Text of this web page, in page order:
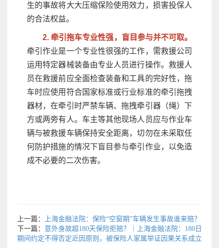
生的事故将大大压缩保险使用效力，损害投保人
的合法权益。
2. 牵引拖车专业性强，盲目参与并不可取。
牵引作业是一个专业性很强的工作，需救援公司
运用特定器械装备由专业人员进行操作。救援人
员在救援前应全面检查装备和工具的完好性，拖
车时应使用符合国家标准或行业标准的牵引拖拽
器材，在牵引时严禁车辆、拖拽牵引器（绳）下
方或两旁有人。车主等其他现场人员应与作业车
辆与被救援车辆保持安全距离，切勿在未采取任
何防护措施的情况下盲目参与牵引作业，以免造
成不必要的二次伤害。
上一篇：
上海金融法院：保险“空窗期”车辆发生事故谁来赔？
下一篇： 意外身故超180天保险拒赔？｜上海金融法院：180日
期间约定不得否定近因原则，被保险人家属举证因果关系成立